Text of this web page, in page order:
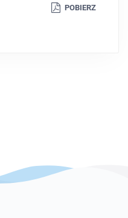
POBIERZ